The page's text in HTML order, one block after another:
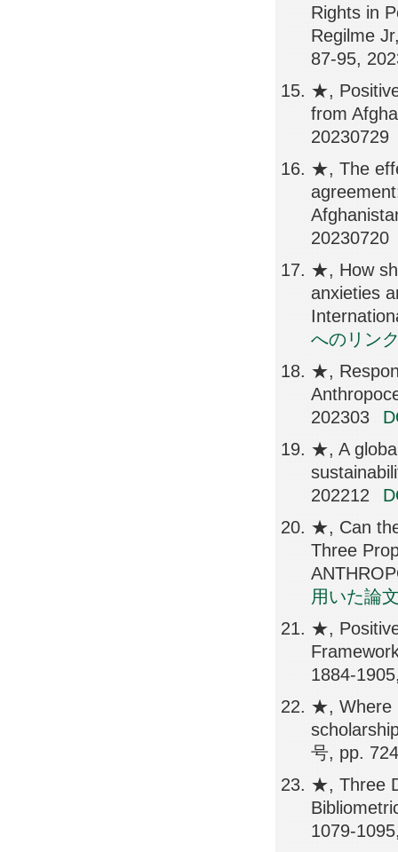
Rights in
Regilme
87-95,
★,
from
20230729
★, The
20230720
★, How
anxieties
へのリン
★,
202303
★, A
202212
★, Can
Three
用いた論
★,
1884-
★, Where
号, pp.
★, Three
1079-